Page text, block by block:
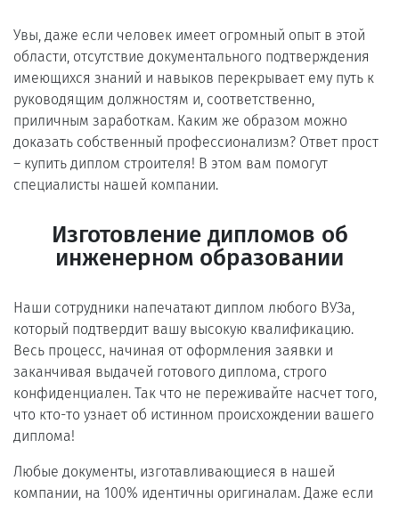
Увы, даже если человек имеет огромный опыт в этой
области, отсутствие документального подтверждения
имеющихся знаний и навыков перекрывает ему путь к
руководящим должностям и, соответственно,
приличным заработкам. Каким же образом можно
доказать собственный профессионализм? Ответ прост
― купить диплом строителя! В этом вам помогут
специалисты нашей компании.
Изготовление дипломов об
инженерном образовании
Наши сотрудники напечатают диплом любого ВУЗа,
который подтвердит вашу высокую квалификацию.
Весь процесс, начиная от оформления заявки и
заканчивая выдачей готового диплома, строго
конфиденциален. Так что не переживайте насчет того,
что кто-то узнает об истинном происхождении вашего
диплома!
Любые документы, изготавливающиеся в нашей
компании, на 100% идентичны оригиналам. Даже если